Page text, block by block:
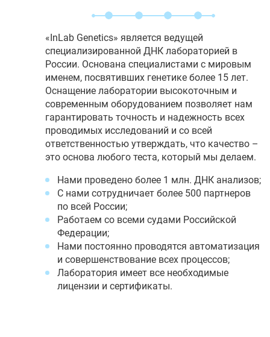
«InLab Genetics» является ведущей
специализированной ДНК лабораторией в
России. Основана специалистами с мировым
именем, посвятивших генетике более 15 лет.
Оснащение лаборатории высокоточным и
современным оборудованием позволяет нам
гарантировать точность и надежность всех
проводимых исследований и со всей
ответственностью утверждать, что качество –
это основа любого теста, который мы делаем.
Нами проведено более 1 млн. ДНК анализов;
С нами сотрудничает более 500 партнеров
по всей России;
Работаем со всеми судами Российской
Федерации;
Нами постоянно проводятся автоматизация
и совершенствование всех процессов;
Лаборатория имеет все необходимые
лицензии и сертификаты.